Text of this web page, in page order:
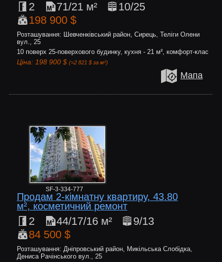
2 71/21 м²
10/25
198 900 $
Розташування: Шевченківський район, Сирець, Теліги Олени
вул., 25
10 поверх 25-поверхового будинку, кухня - 21 м², комфорт-клас
Ціна: 198 900 $ (≈2 821 $ за м²)
Мапа
SF-3-334-777
Продам 2-кімнатну квартиру, 43.80
м², косметичний ремонт
2 44/17/16 м²
9/13
84 500 $
Розташування: Дніпровський район, Микільська Слобідка,
Дениса Рачінського вул., 25